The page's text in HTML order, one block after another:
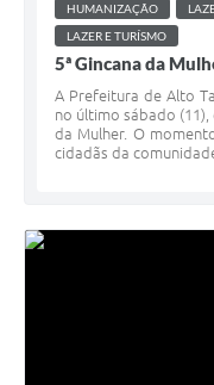
HUMANIZAÇÃO
LAZER E TURÍSMO
5ª Gincana da
A Prefeitura de Alto
no último sábado (11),
da Mulher. O
cidadãs da